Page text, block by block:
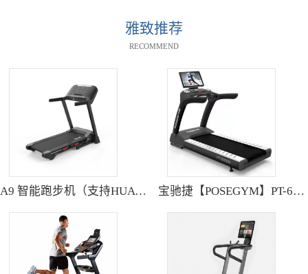
雅致推荐
RECOMMEND
A9 智能跑步机（支持HUAWEI HiLink） SH-T9119P 宝驰捷【POSEGYM】PT-6600Q高清大型触摸屏跑步机静音减震